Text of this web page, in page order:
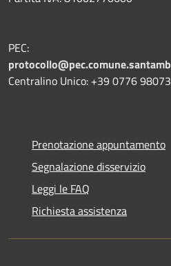
PEC:
Centralino Unico: +39 0776 98073
Prenotazione appuntamento
Segnalazione disservizio
Leggi le FAQ
Richiesta assistenza